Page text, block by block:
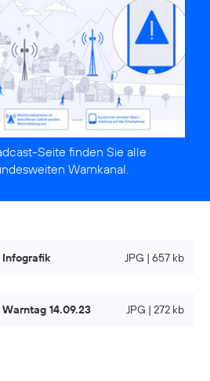
Seite finden Sie alle
Warnkanal.
JPG | 657 kb
14.09.23 JPG | 272 kb